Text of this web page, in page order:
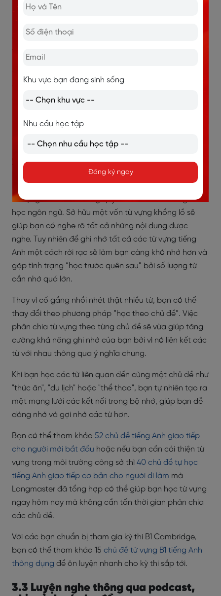
sai dẫn đến bạn chỉ hiểu những từ vựng đó theo cách
âm đúng chuẩn bạn sẽ rất khó nhận diện đối phương
truyền đạt những gì.
Điều này có thể thấy việc luyện nghe không chỉ đơn
giản là nghe liên tục mà còn phải luyện cả kỹ năng nói,
đặc biệt là phát âm. Để học lại cách phát âm chuẩn
ngữ âm quốc tế IPA(International Phonetic Alphabet)
để nắm vững các nguyên âm và phụ âm.
3.2 Phát triển vốn từ vựng thật phong
Từ vựng luôn là kho tàng quý báu nhất đối với người
học ngôn ngữ. Sở hữu một vốn từ vựng khổng lồ sẽ
giúp bạn có nghe rõ tất cả những nội dung được
nghe. Tuy nhiên để ghi nhớ tất cả các từ vựng tiếng
Anh một cách rời rạc sẽ làm bạn càng khó nhớ hơn và
gặp tình trạng “học trước quên sau” bởi số lượng từ
cần nhớ quá lớn.
Thay vì cố gắng nhồi nhét thật nhiều từ, bạn có thể
thay đổi theo phương pháp “học theo chủ đề”. Việc
phân chia từ vựng theo từng chủ đề sẽ vừa giúp tăng
cường khả năng ghi nhớ của bạn bởi vì nó liên kết các
từ với nhau thông qua ý nghĩa chung.
Khi bạn học các từ liên quan đến cùng một chủ đề như
"thức ăn", "du lịch" hoặc "thể thao", bạn tự nhiên tạo ra
một mạng lưới các kết nối trong bộ nhớ, giúp bạn dễ
dàng nhớ và gợi nhớ các từ hơn.
Bạn có thể tham khảo 52 chủ đề tiếng Anh giao tiếp
cho người mới bắt đầu hoặc nếu bạn cần cải thiện từ
vựng trong môi trường công sở thì 40 chủ đề tự học
tiếng Anh giao tiếp cơ bản cho người đi làm mà
Langmaster đã tổng hợp có thể giúp bạn học từ vựng
ngay hôm nay mà không cần tốn thời gian phân chia
các chủ đề.
Với các bạn chuẩn bị tham gia kỳ thi B1 Cambridge,
bạn có thể tham khảo 15 chủ đề từ vựng B1 tiếng Anh
thông dụng để ôn luyện nhanh cho kỳ thi sắp tới.
3.3 Luyện nghe thông qua podcast,
Khu vực bạn đang sinh sống
Nhu cầu học tập
Đăng ký ngay